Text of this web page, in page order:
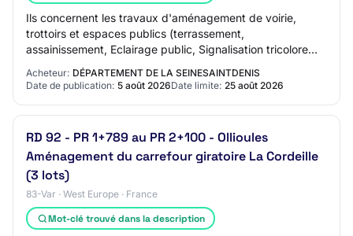
Ils concernent les travaux d'aménagement de voirie,
trottoirs et espaces publics (terrassement,
assainissement, Eclairage public, Signalisation tricolore
lumineuse) et plantations. le marché décompos…
Acheteur: DÉPARTEMENT DE LA SEINESAINTDENIS
Date de publication: 5 août 2026Date limite: 25 août 2026
RD 92 - PR 1+789 au PR 2+100 - Ollioules
Aménagement du carrefour giratoire La Cordeille
(3 lots)
83-Var · West Europe · France
Mot-clé trouvé dans la description